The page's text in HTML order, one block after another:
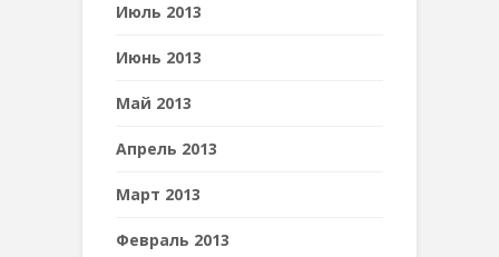
Июль 2013
Июнь 2013
Май 2013
Апрель 2013
Март 2013
Февраль 2013